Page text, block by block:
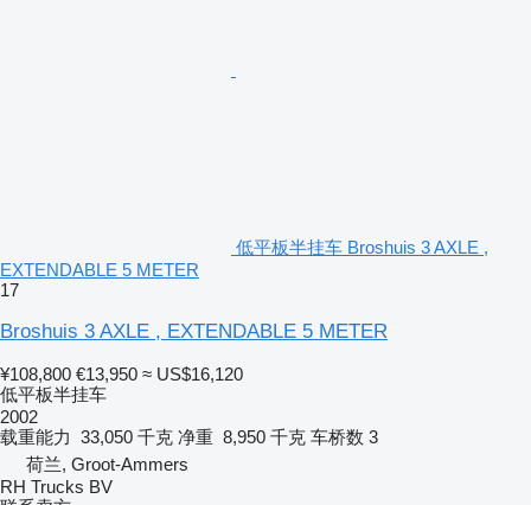
低平板半挂车 Broshuis 3 AXLE ,
EXTENDABLE 5 METER
17
Broshuis 3 AXLE , EXTENDABLE 5 METER
¥108,800 €13,950 ≈ US$16,120
低平板半挂车
2002
载重能力 33,050 千克 净重 8,950 千克 车桥数 3
荷兰, Groot-Ammers
RH Trucks BV